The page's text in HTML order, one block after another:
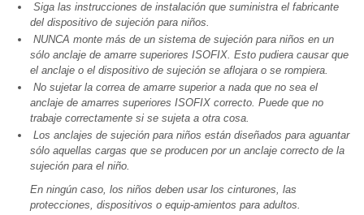
Siga las instrucciones de instalación que suministra el fabricante
del dispositivo de sujeción para niños.
NUNCA monte más de un sistema de sujeción para niños en un
sólo anclaje de amarre superiores ISOFIX. Esto pudiera causar que
el anclaje o el dispositivo de sujeción se aflojara o se rompiera.
No sujetar la correa de amarre superior a nada que no sea el
anclaje de amarres superiores ISOFIX correcto. Puede que no
trabaje correctamente si se sujeta a otra cosa.
Los anclajes de sujeción para niños están diseñados para aguantar
sólo aquellas cargas que se producen por un anclaje correcto de la
sujeción para el niño.
En ningún caso, los niños deben usar los cinturones, las
protecciones, dispositivos o equip-amientos para adultos.